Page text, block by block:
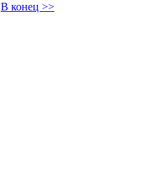
В конец >>